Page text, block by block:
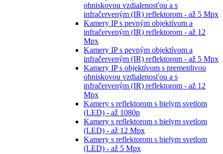
ohniskovou vzdialenosťou a s
infračerveným (IR) reflektorom - až 5 Mpx
Kamery IP s pevným objektívom a
infračerveným (IR) reflektorom - až 12
Mpx
Kamery IP s pevným objektívom a
infračerveným (IR) reflektorom - až 5 Mpx
Kamery IP s objektívom s premenlivou
ohniskovou vzdialenosťou a s
infračerveným (IR) reflektorom - až 12
Mpx
Kamery s reflektorom s bielym svetlom
(LED) - až 1080p
Kamery s reflektorom s bielym svetlom
(LED) - až 12 Mpx
Kamery s reflektorom s bielym svetlom
(LED) - až 5 Mpx